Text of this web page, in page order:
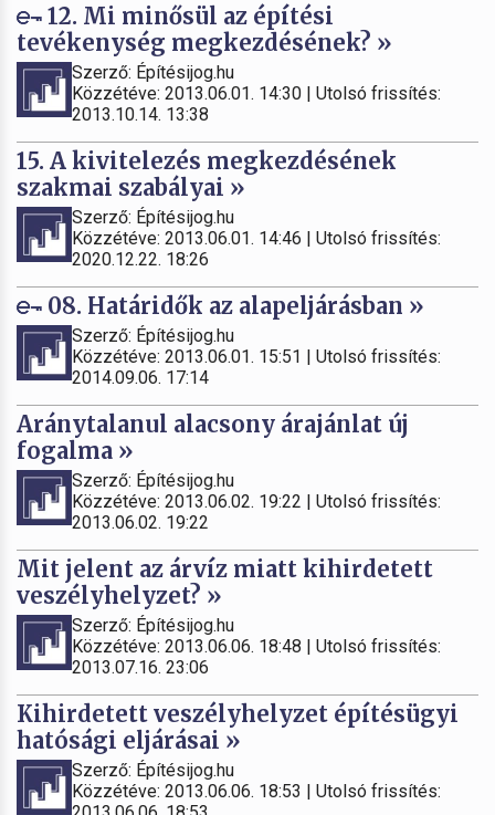
12. Mi minősül az építési
tevékenység megkezdésének? »
Szerző: Építésijog.hu
Közzétéve: 2013.06.01. 14:30 | Utolsó frissítés:
2013.10.14. 13:38
15. A kivitelezés megkezdésének
szakmai szabályai »
Szerző: Építésijog.hu
Közzétéve: 2013.06.01. 14:46 | Utolsó frissítés:
2020.12.22. 18:26
08. Határidők az alapeljárásban »
Szerző: Építésijog.hu
Közzétéve: 2013.06.01. 15:51 | Utolsó frissítés:
2014.09.06. 17:14
Aránytalanul alacsony árajánlat új
fogalma »
Szerző: Építésijog.hu
Közzétéve: 2013.06.02. 19:22 | Utolsó frissítés:
2013.06.02. 19:22
Mit jelent az árvíz miatt kihirdetett
veszélyhelyzet? »
Szerző: Építésijog.hu
Közzétéve: 2013.06.06. 18:48 | Utolsó frissítés:
2013.07.16. 23:06
Kihirdetett veszélyhelyzet építésügyi
hatósági eljárásai »
Szerző: Építésijog.hu
Közzétéve: 2013.06.06. 18:53 | Utolsó frissítés: